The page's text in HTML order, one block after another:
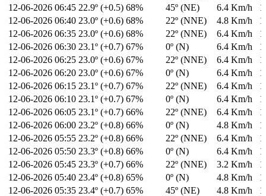
12-06-2026 06:45 22.9º (+0.5) 68% 45º (NE) 6.4 Km/h
12-06-2026 06:40 23.0º (+0.6) 68% 22º (NNE) 4.8 Km/h
12-06-2026 06:35 23.0º (+0.6) 68% 22º (NNE) 6.4 Km/h
12-06-2026 06:30 23.1º (+0.7) 67% 0º (N) 6.4 Km/h
12-06-2026 06:25 23.0º (+0.6) 67% 22º (NNE) 6.4 Km/h
12-06-2026 06:20 23.0º (+0.6) 67% 0º (N) 6.4 Km/h
12-06-2026 06:15 23.1º (+0.7) 67% 22º (NNE) 6.4 Km/h
12-06-2026 06:10 23.1º (+0.7) 67% 0º (N) 6.4 Km/h
12-06-2026 06:05 23.1º (+0.7) 66% 22º (NNE) 6.4 Km/h
12-06-2026 06:00 23.2º (+0.8) 66% 0º (N) 4.8 Km/h
12-06-2026 05:55 23.2º (+0.8) 66% 22º (NNE) 6.4 Km/h
12-06-2026 05:50 23.3º (+0.8) 66% 0º (N) 6.4 Km/h
12-06-2026 05:45 23.3º (+0.7) 66% 22º (NNE) 3.2 Km/h
12-06-2026 05:40 23.4º (+0.8) 65% 0º (N) 4.8 Km/h
12-06-2026 05:35 23.4º (+0.7) 65% 45º (NE) 4.8 Km/h